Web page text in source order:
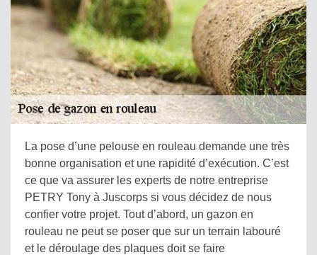
La pose d’une pelouse en rouleau demande une très
bonne organisation et une rapidité d’exécution. C’est
ce que va assurer les experts de notre entreprise
PETRY Tony à Juscorps si vous décidez de nous
confier votre projet. Tout d’abord, un gazon en
rouleau ne peut se poser que sur un terrain labouré
et le déroulage des plaques doit se faire